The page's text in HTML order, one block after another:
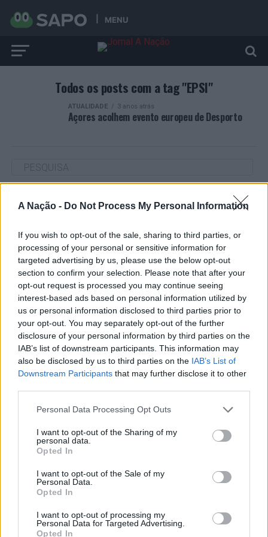
A Nação - Do Not Process My Personal Information
If you wish to opt-out of the sale, sharing to third parties, or
processing of your personal or sensitive information for
targeted advertising by us, please use the below opt-out
section to confirm your selection. Please note that after your
opt-out request is processed you may continue seeing
interest-based ads based on personal information utilized by
us or personal information disclosed to third parties prior to
your opt-out. You may separately opt-out of the further
disclosure of your personal information by third parties on the
IAB’s list of downstream participants. This information may
also be disclosed by us to third parties on the IAB’s List of
Downstream Participants that may further disclose it to other
Personal Data Processing Opt Outs
I want to opt-out of the Sharing of my
personal data.
Opted In
I want to opt-out of the Sale of my
Personal Data.
Opted In
I want to opt-out of processing my
Personal Data for Targeted Advertising.
Opted In
MENU
Todos os posts com a tag "EPSI"
ATUALIDADE 3 anos atrás
Açores acolhem evento europeu de Desporto
ARTIGOS RECENTES
com vitória do francês Luca Van Assche
Castelo Branco: “Bienal Internacional de Artes e Ofícios”
promete afirmar artesanato, património e inovação como
“motores de desenvolvimento económico e cultural” do
município português
Covilhã: Especialista aponta investimento estrangeiro e
valorização imobiliária como motores do crescimento da
Beira Interior
exterior”
Esposende acolhe festival de kitesurf
COMENTÁRIOS RECENTES
ÚLTIMAS DESTAQUE VIDEOS